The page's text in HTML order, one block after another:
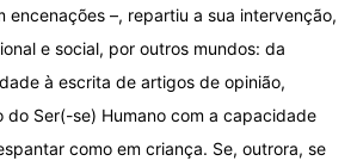
encenações –, repartiu a sua intervenção,
e social, por outros mundos: da
à escrita de artigos de opinião,
do Ser(-se) Humano com a capacidade
como em criança. Se, outrora, se